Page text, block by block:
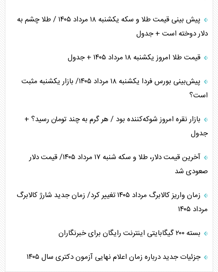
پیش بینی قیمت طلا و سکه یکشنبه ۱۸ مرداد ۱۴۰۵ / طلا چشم به
دلار دوخته است + جدول
قیمت طلا امروز یکشنبه ۱۸ مرداد ۱۴۰۵ + جدول
پیش‌بینی بورس فردا یکشنبه ۱۸ مرداد ۱۴۰۵/ بازار یکشنبه مثبت
است؟
بازار نقره امروز شوکه‌کننده بود / هر گرم به چند تومان رسید؟ +
جدول
آخرین قیمت دلار، طلا و سکه شنبه ۱۷ مرداد ۱۴۰۵/ قیمت دلار
صعودی شد
زمان واریز کالابرگ مرداد ۱۴۰۵ تغییر کرد/ زمان جدید شارژ کالابرگ
مرداد ۱۴۰۵
بسته ۲۰۰ گیگابایتی اینترنت رایگان برای خبرنگاران
جزئیات جدید درباره زمان اعلام نهایی آزمون دکتری سال ۱۴۰۵